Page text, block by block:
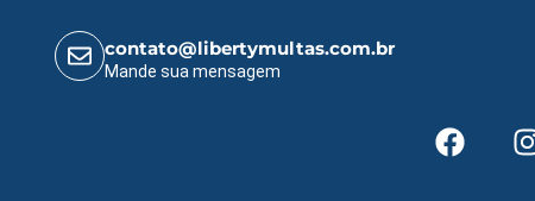
contato@libertymultas.com.br
Mande sua mensagem